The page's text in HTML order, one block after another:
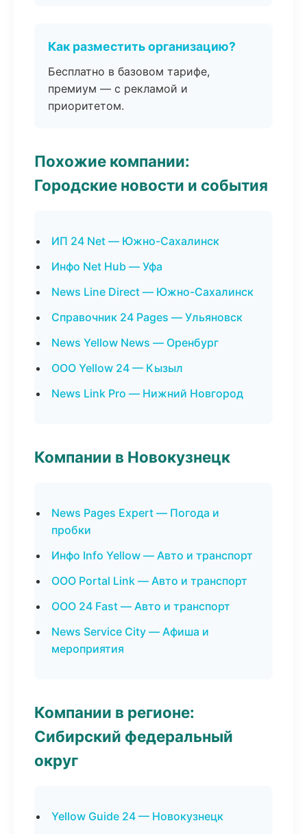
Как разместить организацию?
Бесплатно в базовом тарифе,
премиум — с рекламой и
приоритетом.
Похожие компании:
Городские новости и события
ИП 24 Net — Южно-Сахалинск
Инфо Net Hub — Уфа
News Line Direct — Южно-Сахалинск
Справочник 24 Pages — Ульяновск
News Yellow News — Оренбург
ООО Yellow 24 — Кызыл
News Link Pro — Нижний Новгород
Компании в Новокузнецк
News Pages Expert — Погода и
пробки
Инфо Info Yellow — Авто и транспорт
ООО Portal Link — Авто и транспорт
ООО 24 Fast — Авто и транспорт
News Service City — Афиша и
мероприятия
Компании в регионе:
Сибирский федеральный
округ
Yellow Guide 24 — Новокузнецк